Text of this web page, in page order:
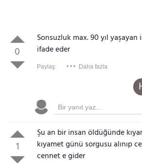
0
Sonsuzluk max. 90 yıl yaşayan
ifade eder
Paylaş: Daha fazla
1
Şu an bir insan öldüğünde
kıyamet günü sorgusu alınıp
cennet e gider